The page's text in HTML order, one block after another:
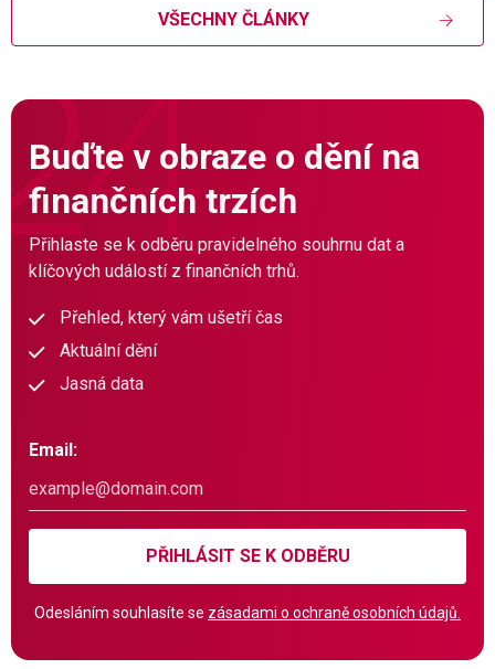
VŠECHNY ČLÁNKY
Buďte v obraze o dění na
finančních trzích
Přihlaste se k odběru pravidelného souhrnu dat a
klíčových událostí z finančních trhů.
Přehled, který vám ušetří čas
Aktuální dění
Jasná data
Email:
PŘIHLÁSIT SE K ODBĚRU
Odesláním souhlasíte se zásadami o ochraně osobních údajů.